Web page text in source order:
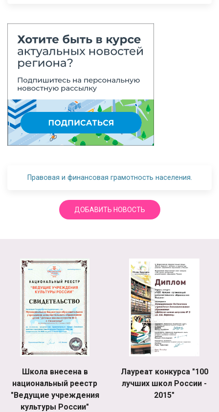
Правовая и финансовая грамотность населения.
ДОБАВИТЬ НОВОСТЬ
Школа внесена в
национальный реестр
"Ведущие учреждения
культуры России"
Лауреат конкурса "100
лучших школ России -
2015"